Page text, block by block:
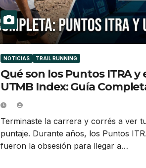
NOTICIAS TRAIL RUNNING
Qué son los Puntos ITRA y
UTMB Index: Guía
Terminaste la carrera y corrés a ver
puntaje. Durante años, los Puntos
fueron la obsesión para llegar a…